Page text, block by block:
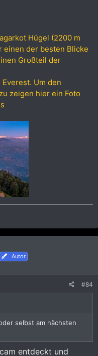
Hügel (2200 m
einen der besten Blicke
Großteil der
Um den
zeigen hier ein Foto
Autor
#84
selbst am nächsten
entdeckt und